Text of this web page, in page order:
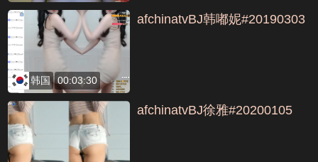
韩国 00:03:30
afchinatvBJ韩嘟妮#20190303
afchinatvBJ徐雅#20200105